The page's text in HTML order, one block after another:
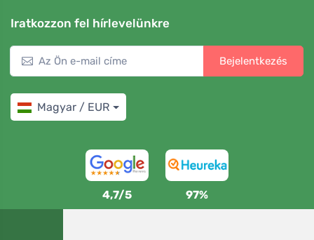
Iratkozzon fel hírlevelünkre
Bejelentkezés
Magyar / EUR
4,7/5 97%